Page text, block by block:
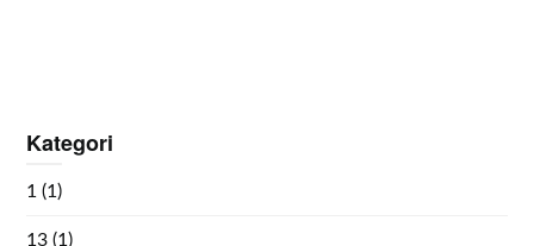
Kategori
1 (1)
13 (1)